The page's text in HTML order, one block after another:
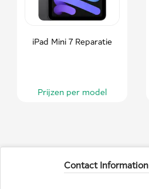
iPad Mini 7 Reparatie
Prijzen per model
Contact Information